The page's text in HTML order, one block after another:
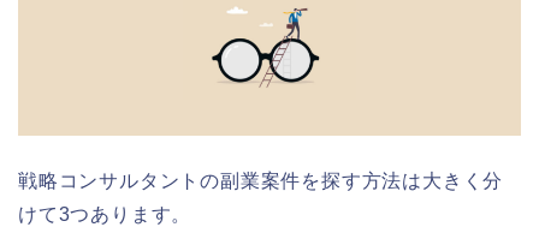
戦略コンサルタントの副業案件を探す方法は大きく分
けて3つあります。